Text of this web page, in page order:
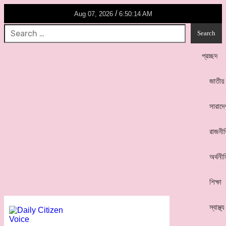
Aug 07, 2026 / 6:50:14 AM
প্রচ্ছদ
জাতীয়
শিক্ষা
স্বাস্থ্য